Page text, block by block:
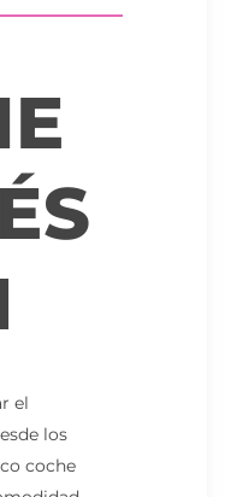
el
los
coche